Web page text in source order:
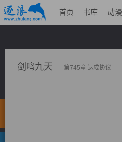
首页 书库 动漫
剑鸣九天 第745章 达成协议